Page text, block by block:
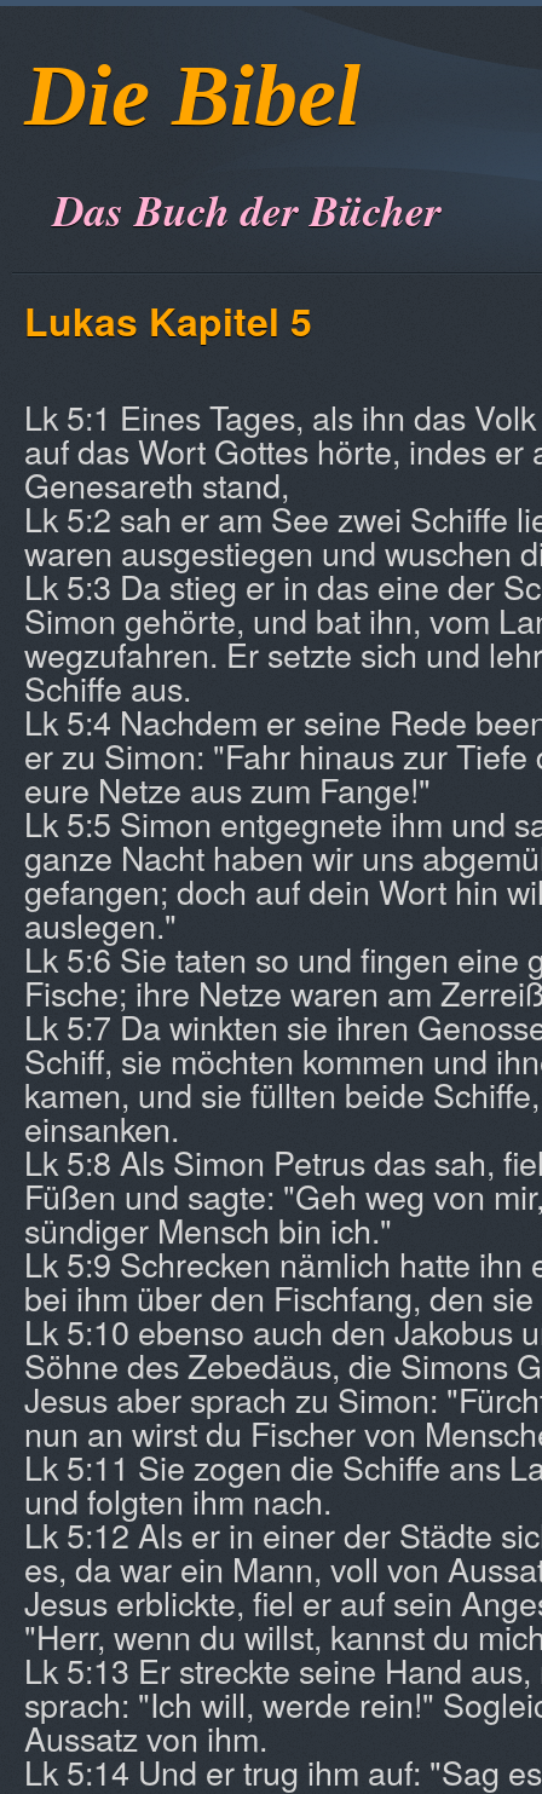
Die Bibel
Das Buch der Bücher
Lukas Kapitel 5
Lk 5:1 Eines Tages, als ihn das
auf das Wort Gottes hörte, indes er
Genesareth stand,
Lk 5:2 sah er am See zwei Schiffe
waren ausgestiegen und wuschen
Lk 5:3 Da stieg er in das eine der
Simon gehörte, und bat ihn, vom
wegzufahren. Er setzte sich und
Schiffe aus.
Lk 5:4 Nachdem er seine Rede
er zu Simon: "Fahr hinaus zur
eure Netze aus zum Fange!"
Lk 5:5 Simon entgegnete ihm und
ganze Nacht haben wir uns
gefangen; doch auf dein Wort hin
auslegen."
Lk 5:6 Sie taten so und fingen eine
Fische; ihre Netze waren am
Lk 5:7 Da winkten sie ihren
Schiff, sie möchten kommen und
kamen, und sie füllten beide
einsanken.
Lk 5:8 Als Simon Petrus das sah,
Füßen und sagte: "Geh weg von
sündiger Mensch bin ich."
Lk 5:9 Schrecken nämlich hatte ihn
bei ihm über den Fischfang, den
Lk 5:10 ebenso auch den Jakobus
Söhne des Zebedäus, die Simons
Jesus aber sprach zu Simon:
nun an wirst du Fischer von
Lk 5:11 Sie zogen die Schiffe ans
und folgten ihm nach.
Lk 5:12 Als er in einer der Städte
es, da war ein Mann, voll von
Jesus erblickte, fiel er auf sein
"Herr, wenn du willst, kannst du
Lk 5:13 Er streckte seine Hand
sprach: "Ich will, werde rein!"
Aussatz von ihm.
Lk 5:14 Und er trug ihm auf: "Sag